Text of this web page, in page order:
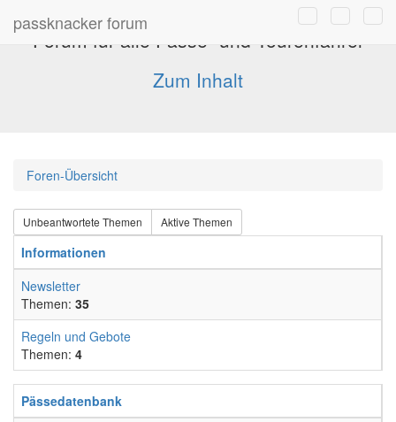
passknacker forum
Forum für alle Pässe- und Tourenfahrer
Zum Inhalt
Foren-Übersicht
Unbeantwortete Themen Aktive Themen
Informationen
Newsletter
Themen: 35
Regeln und Gebote
Themen: 4
Pässedatenbank